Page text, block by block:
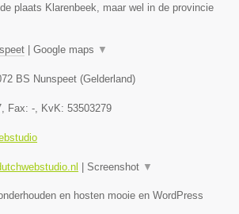
plaats Klarenbeek, maar wel in de provincie
Google maps ▼
BS Nunspeet (Gelderland)
, Fax: - , KvK: 53503279
Screenshot ▼
en hosten mooie en WordPress